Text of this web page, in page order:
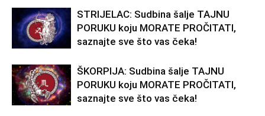
STRIJELAC: Sudbina šalje TAJNU
PORUKU koju MORATE PROČITATI,
saznajte sve što vas čeka!
ŠKORPIJA: Sudbina šalje TAJNU
PORUKU koju MORATE PROČITATI,
saznajte sve što vas čeka!